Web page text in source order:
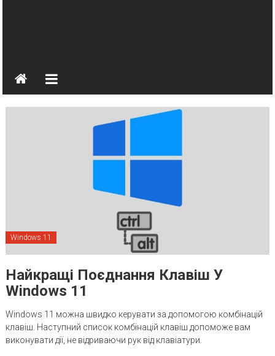
Windows 11
Найкращі Поєднання Клавіш У
Windows 11
Windows 11 можна швидко керувати за допомогою комбінацій
клавіш. Наступний список комбінацій клавіш допоможе вам
виконувати дії, не відриваючи рук від клавіатури.